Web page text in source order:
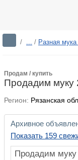
/ ... / Разная
Продам / купить
Продадим муку
Регион: Рязанская
Архивное
Показать 159